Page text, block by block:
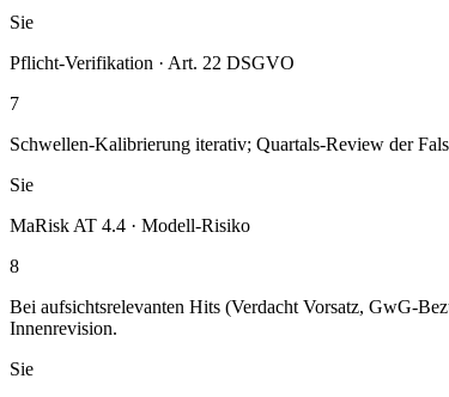
Sie
Pflicht-Verifikation · Art. 22 DSGVO
7
Schwellen-Kalibrierung iterativ; Quartals-Review der
Sie
MaRisk AT 4.4 · Modell-Risiko
8
Bei aufsichtsrelevanten Hits (Verdacht Vorsatz, GwG-
Innenrevision.
Sie